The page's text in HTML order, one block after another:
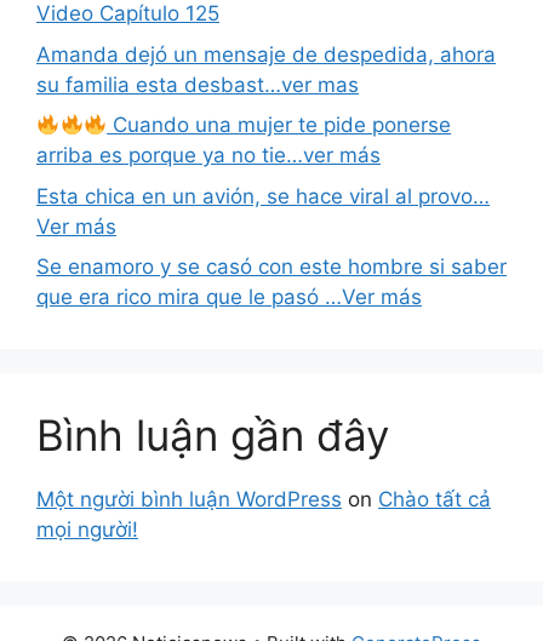
Video Capítulo 125
Amanda dejó un mensaje de despedida, ahora
su familia esta desbast…ver mas
Cuando una mujer te pide ponerse
arriba es porque ya no tie…ver más
Esta chica en un avión, se hace viral al provo…
Ver más
Se enamoro y se casó con este hombre si saber
que era rico mira que le pasó …Ver más
Bình luận gần đây
Một người bình luận WordPress on Chào tất cả
mọi người!